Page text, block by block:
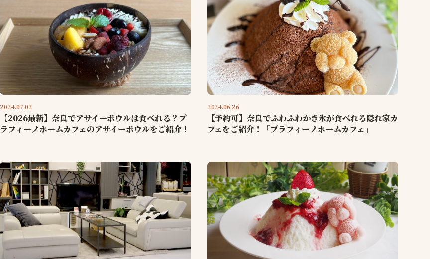
2024.07.02
【2026最新】奈良でアサイーボウルは食べれる？プ
ラフィーノホームカフェのアサイーボウルをご紹介！
2024.06.26
【予約可】奈良でふわふわかき氷が食べれる隠れ家カ
フェをご紹介！「プラフィーノホームカフェ」